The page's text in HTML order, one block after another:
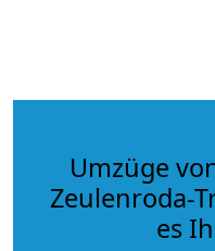
Umzüge
Zeulenroda-
es